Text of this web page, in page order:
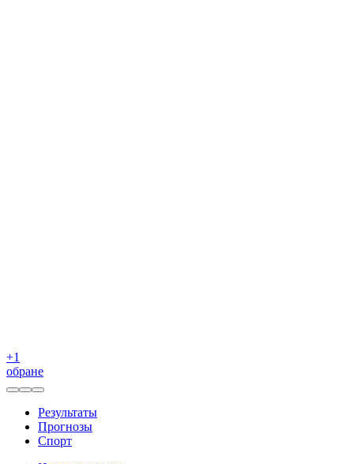
+1
обране
Результаты
Прогнозы
Спорт